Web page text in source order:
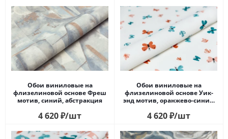
Обои виниловые на
флизелиновой основе Фреш
мотив, синий, абстракция
4 620₽/шт
Обои виниловые на
флизелиновой основе Уик-
энд мотив, оранжево-синий
4 620₽/шт